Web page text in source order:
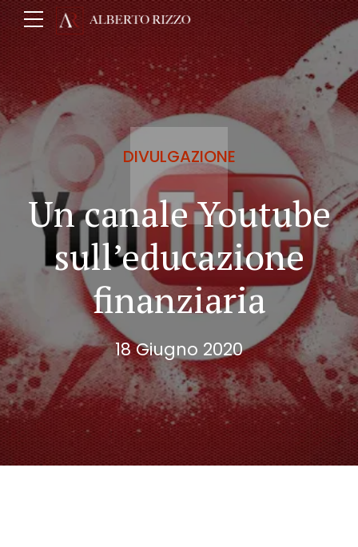
DIVULGAZIONE
Un canale Youtube
sull’educazione
finanziaria
18 Giugno 2020